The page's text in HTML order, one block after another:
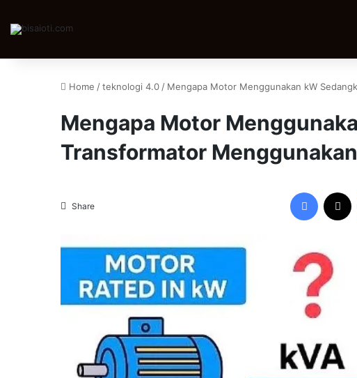
Home /teknologi 4.0 / Mengapa Motor Menggunakan kW
Mengapa Motor
Transformator
Share
Facebook